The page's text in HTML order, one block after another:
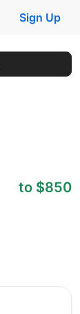
Sign Up
to $850